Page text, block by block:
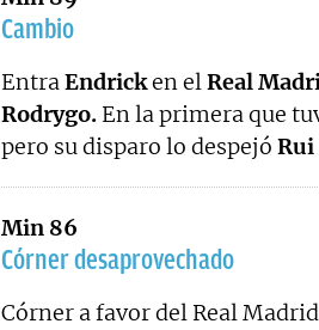
Cambio
EntraEndricken elReal
Rodrygo. En la primera que
pero su disparo lo despejó Rui
Min 86
Córner desaprovechado
Córner a favor del Real